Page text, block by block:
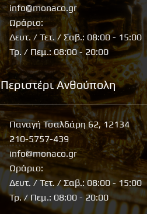
info@monaco.gr
Ωράριο:
Δευτ. / Τετ. / Σαβ.: 08:00 - 15:00
Τρ. / Πεμ.: 08:00 - 20:00
Περιστέρι Ανθούπολη
Παναγή Τσαλδάρη 62, 12134
210-5757-439
info@monaco.gr
Ωράριο:
Δευτ. / Τετ. / Σαβ.: 08:00 - 15:00
Τρ. / Πεμ.: 08:00 - 20:00